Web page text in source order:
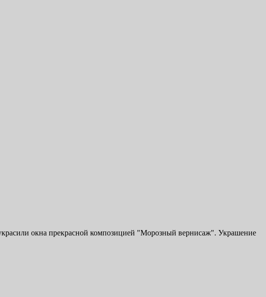
окна прекрасной композицией "Морозный вернисаж". Украшение